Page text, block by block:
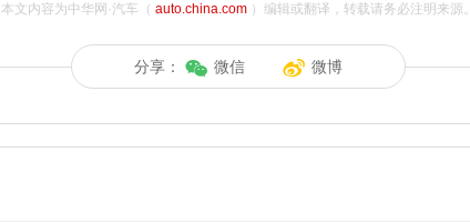
本文内容为中华网·汽车（ auto.china.com）编辑或翻译，转载请务必注明来源。
分享： 微信 微博